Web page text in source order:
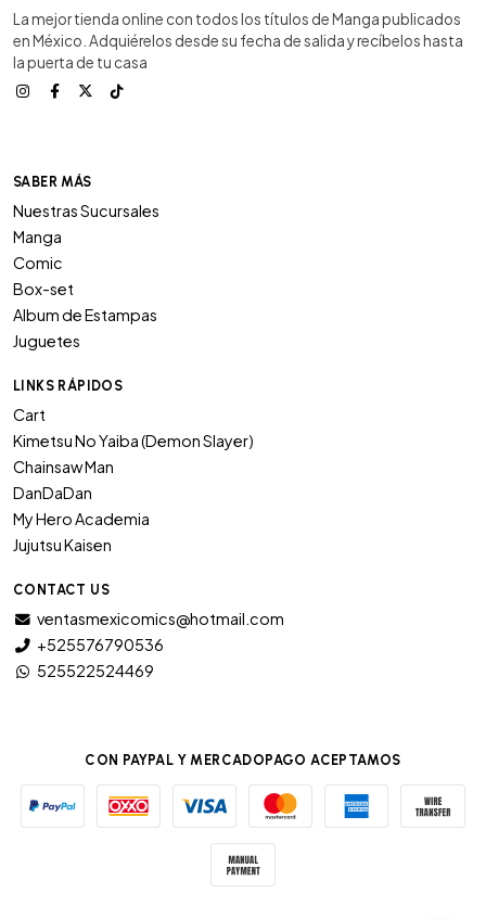
La mejor tienda online con todos los títulos de Manga publicados
en México. Adquiérelos desde su fecha de salida y recíbelos hasta
la puerta de tu casa
SABER MÁS
Nuestras Sucursales
Manga
Comic
Box-set
Album de Estampas
Juguetes
LINKS RÁPIDOS
Cart
Kimetsu No Yaiba (Demon Slayer)
Chainsaw Man
DanDaDan
My Hero Academia
Jujutsu Kaisen
CONTACT US
ventasmexicomics@hotmail.com
+525576790536
525522524469
CON PAYPAL Y MERCADOPAGO ACEPTAMOS